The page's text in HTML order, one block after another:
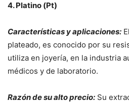
4. Platino (Pt)
Características y aplicaciones:
plateado, es conocido por su
utiliza en joyería, en la industria
médicos y de laboratorio.
Razón de su alto precio: Su